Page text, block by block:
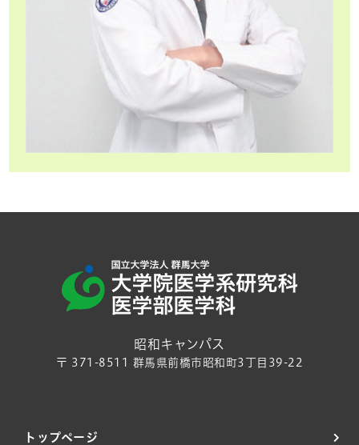
昭和キャンパス
〒 371-8511 群馬県前橋市昭和町3丁目39-22
トップページ